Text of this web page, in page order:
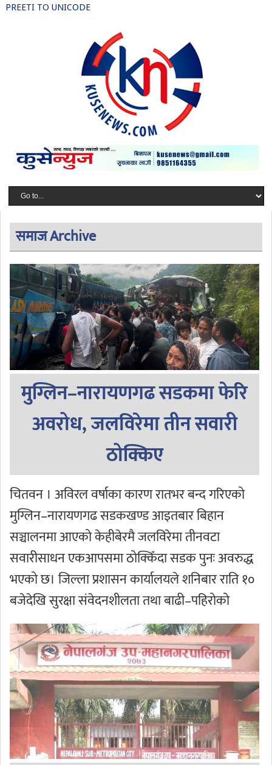
PREETI TO UNICODE
समाज Archive
मुग्लिन–नारायणगढ सडकमा फेरि
अवरोध, जलविरेमा तीन सवारी
ठोक्किए
चितवन । अविरल वर्षाका कारण रातभर बन्द गरिएको
मुग्लिन–नारायणगढ सडकखण्ड आइतबार बिहान
सञ्चालनमा आएको केहीबेरमै जलविरेमा तीनवटा
सवारीसाधन एकआपसमा ठोक्किँदा सडक पुनः अवरुद्ध
भएको छ। जिल्ला प्रशासन कार्यालयले शनिबार राति १०
बजेदेखि सुरक्षा संवेदनशीलता तथा बाढी–पहिरोको